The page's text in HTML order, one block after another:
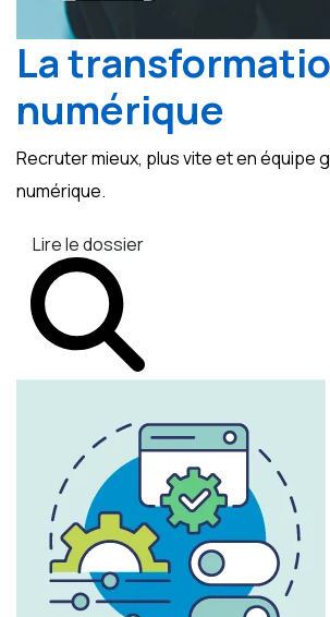
La
numérique
Recruter mieux, plus vite et en équipe
numérique.
Lire le dossier